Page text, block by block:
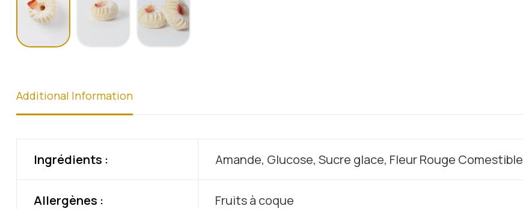
Additional Information
Ingrédients : Amande, Glucose, Sucre glace, Fleur Rouge Comestible
Allergènes : Fruits à coque